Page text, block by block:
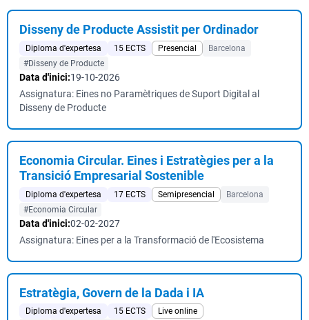
Disseny de Producte Assistit per Ordinador
Diploma d'expertesa 15 ECTS Presencial
Barcelona
#Disseny de Producte
Data d'inici:19-10-2026
Assignatura: Eines no Paramètriques de Suport Digital al
Disseny de Producte
Economia Circular. Eines i Estratègies per a la
Transició Empresarial Sostenible
Diploma d'expertesa 17 ECTS Semipresencial
Barcelona
#Economia Circular
Data d'inici:02-02-2027
Assignatura: Eines per a la Transformació de l'Ecosistema
Estratègia, Govern de la Dada i IA
Diploma d'expertesa 15 ECTS
Live online